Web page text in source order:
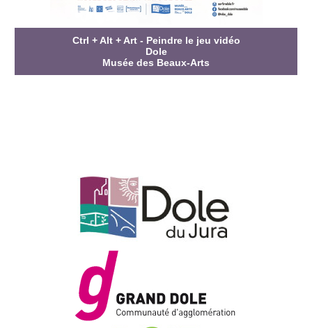
Ctrl + Alt + Art - Peindre le jeu vidéo
Dole
Musée des Beaux-Arts